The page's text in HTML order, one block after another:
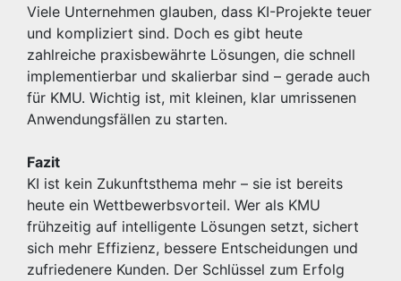
Viele Unternehmen glauben, dass KI-Projekte teuer
und kompliziert sind. Doch es gibt heute
zahlreiche praxisbewährte Lösungen, die schnell
implementierbar und skalierbar sind – gerade auch
für KMU. Wichtig ist, mit kleinen, klar umrissenen
Anwendungsfällen zu starten.
Fazit
KI ist kein Zukunftsthema mehr – sie ist bereits
heute ein Wettbewerbsvorteil. Wer als KMU
frühzeitig auf intelligente Lösungen setzt, sichert
sich mehr Effizienz, bessere Entscheidungen und
zufriedenere Kunden. Der Schlüssel zum Erfolg